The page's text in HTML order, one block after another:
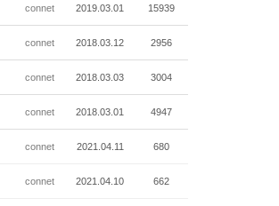
connet 2019.03.01 15939
connet 2018.03.12 2956
connet 2018.03.03 3004
connet 2018.03.01 4947
connet 2021.04.11 680
connet 2021.04.10 662